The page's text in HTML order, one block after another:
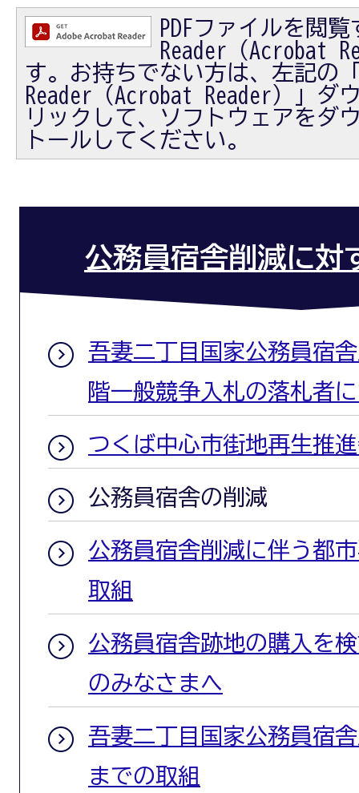
PDFファイルを閲
Reader（Acrobat
す。お持ちでない方は、左記の
Reader（Acrobat Reader）」ダ
リックして、ソフトウェアをダ
トールしてください。
公務員宿舎削減に対
吾妻二丁目国家公務員宿
階一般競争入札の落札者
つくば中心市街地再生推
公務員宿舎の削減
公務員宿舎削減に伴う都
取組
公務員宿舎跡地の購入を
のみなさまへ
吾妻二丁目国家公務員宿
までの取組